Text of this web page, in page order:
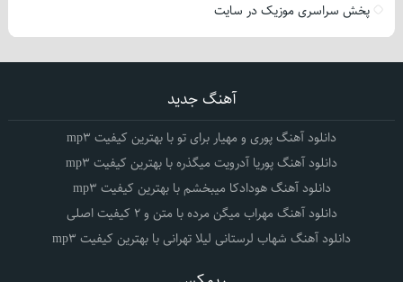
پخش سراسری موزیک در سایت
آهنگ جدید
دانلود آهنگ پوری و مهیار برای تو با بهترین کیفیت mp3
دانلود آهنگ پوریا آدرویت میگذره با بهترین کیفیت mp3
دانلود آهنگ هودادکا میبخشم با بهترین کیفیت mp3
دانلود آهنگ مهراب میگن مرده با متن و 2 کیفیت اصلی
دانلود آهنگ شهاب لرستانی لیلا تهرانی با بهترین کیفیت mp3